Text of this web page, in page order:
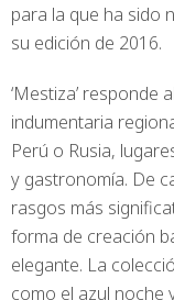
para la que ha sido
su edición de 2016.
‘Mestiza’ responde
indumentaria
Perú o Rusia,
y gastronomía. De
rasgos más
forma de creación
elegante. La
como el azul noche